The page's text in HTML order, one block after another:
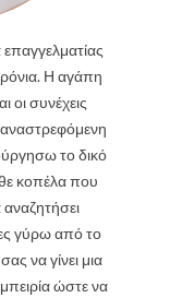
Η αγάπη
οι συνέχεις
το δικό
κοπέλα που
αναζητήσει
γύρω από το
να γίνει μια
ώστε να